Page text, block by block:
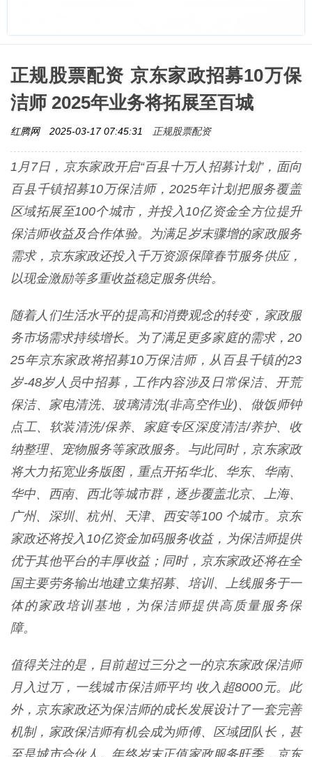
正规股票配资 京东家政招募10万保
洁师 2025年业务将拓展至百城
红腾网 2025-03-17 07:45:31 正规股票配资
1月7日，京东家政开启“百县十万人招募计划”，面向
百县千镇招募10万保洁师，2025年计划把服务覆盖
区域拓展至100个城市，并投入10亿资金全方位提升
保洁师收益及合作体验。为满足岁末骤增的家政服务
需求，京东家政还投入千万资源保障春节服务供应，
以现金激励等多重收益稳定服务供给。
随着人们生活水平的提高和消费观念的转变，家政服
务市场需求持续增长。为了满足更多家庭的需求，20
25年京东家政将招募10万保洁师，从百县千镇的23
岁-48岁人员中招募，工作内容涉及日常保洁、开荒
保洁、家电清洗、玻璃清洗(非高空作业)、做饭师钟
点工、软装清洗/保养、家庭专区深度清洁/养护、收
纳整理、宠物服务等家政服务。与此同时，京东家政
将大力拓宽业务版图，重点开拓华北、华东、华南、
华中、西南、西北等城市群，逐步覆盖北京、上海、
广州、深圳、杭州、天津、西安等100 个城市。京东
家政还将投入10亿资金加码服务收益，为保洁师提供
优于其他平台的丰厚收益；同时，京东家政还将在全
国主要劳务输出地建立集招募、培训、上线服务于一
体的家政培训基地，为保洁师提供高质量服务保
障。
值得关注的是，目前超过三分之一的京东家政保洁师
月入过万，一线城市保洁师平均 收入超8000元。此
外，京东家政还为保洁师的成长发展设计了一套完善
机制，家政保洁师有机会成为师傅、区域团队长，甚
至是城市合伙人。年终岁末正值家政服务旺季，京东